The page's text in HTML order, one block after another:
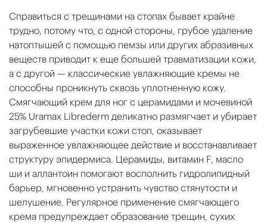
Справиться с трещинами на стопах бывает крайне
трудно, потому что, с одной стороны, грубое удаление
натоптышей с помощью пемзы или других абразивных
веществ приводит к еще большей травматизации кожи,
а с другой — классические увлажняющие кремы не
способны проникнуть сквозь уплотненную кожу.
Смягчающий крем для ног с церамидами и мочевиной
25% Uramax Librederm деликатно размягчает и убирает
загрубевшие участки кожи стоп, оказывает
выраженное увлажняющее действие и восстанавливает
структуру эпидермиса. Церамиды, витамин F, масло
ши и аллантоин помогают восполнить гидролипидный
барьер, мгновенно устранить чувство стянутости и
шелушение. Регулярное применение смягчающего
крема предупреждает образование трещин, сухих